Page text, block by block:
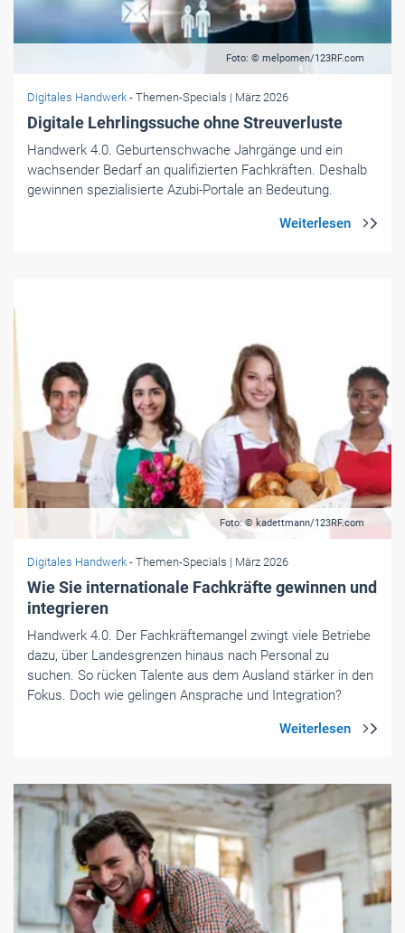
Foto: © melpomen/123RF.com
Digitales Handwerk - Themen-Specials | März 2026
Digitale Lehrlingssuche ohne Streuverluste
Handwerk 4.0. Geburtenschwache Jahrgänge und ein
wachsender Bedarf an ­qualifizierten Fachkräften. Deshalb
gewinnen spezialisierte ­Azubi-Portale an Bedeutung.
Foto: © kadettmann/123RF.com
Digitales Handwerk - Themen-Specials | März 2026
Wie Sie internationale Fachkräfte gewinnen und
integrieren
Handwerk 4.0. Der Fachkräftemangel zwingt viele Betriebe
dazu, über Landesgrenzen ­hinaus nach Personal zu
suchen. So rücken Talente aus dem Ausland ­stärker in den
Fokus. Doch wie gelingen Ansprache und Integration?